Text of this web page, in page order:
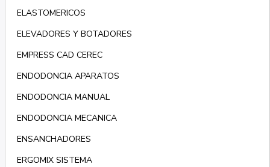
ELASTOMERICOS
ELEVADORES Y BOTADORES
EMPRESS CAD CEREC
ENDODONCIA APARATOS
ENDODONCIA MANUAL
ENDODONCIA MECANICA
ENSANCHADORES
ERGOMIX SISTEMA